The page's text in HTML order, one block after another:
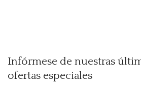
Infórmese de nuestras
ofertas especiales